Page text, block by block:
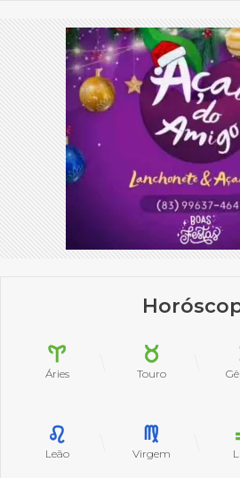
Áries Touro
Leão Virgem